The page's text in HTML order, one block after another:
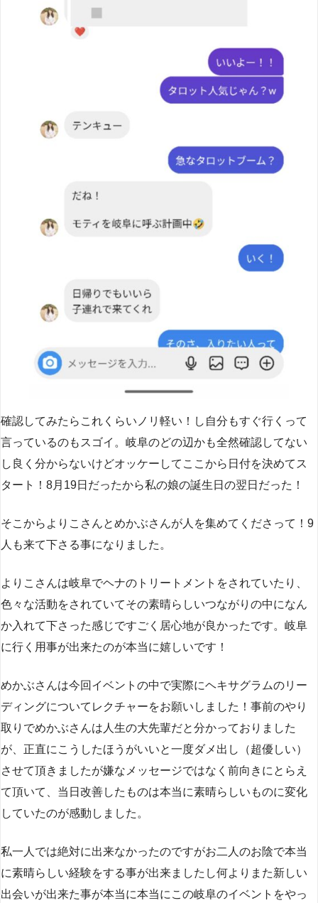
確認してみたらこれくらいノリ軽い！し自分もすぐ行くって
言っているのもスゴイ。岐阜のどの辺かも全然確認してない
し良く分からないけどオッケーしてここから日付を決めてス
タート！8月19日だったから私の娘の誕生日の翌日だった！
そこからよりこさんとめかぶさんが人を集めてくださって！9
人も来て下さる事になりました。
よりこさんは岐阜でヘナのトリートメントをされていたり、
色々な活動をされていてその素晴らしいつながりの中になん
か入れて下さった感じですごく居心地が良かったです。岐阜
に行く用事が出来たのが本当に嬉しいです！
めかぶさんは今回イベントの中で実際にヘキサグラムのリー
ディングについてレクチャーをお願いしました！事前のやり
取りでめかぶさんは人生の大先輩だと分かっておりました
が、正直にこうしたほうがいいと一度ダメ出し（超優しい）
させて頂きましたが嫌なメッセージではなく前向きにとらえ
て頂いて、当日改善したものは本当に素晴らしいものに変化
していたのが感動しました。
私一人では絶対に出来なかったのですがお二人のお陰で本当
に素晴らしい経験をする事が出来ましたし何よりまた新しい
出会いが出来た事が本当に本当にこの岐阜のイベントをやっ